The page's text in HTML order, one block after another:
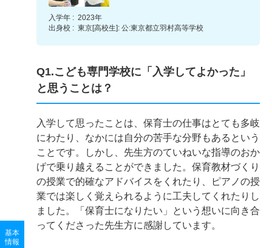
基本
情報
入学年 : 2023年
出身校 : 東京[高校生]: 公:東京都立羽村高等学校
Q1.こども専門学校に「入学してよかった」
と思うことは？
入学して思ったことは、保育士の仕事はとても多岐
にわたり、なかには自分の苦手な分野もあるという
ことです。しかし、先生方のていねいな指導のおか
げで乗り越えることができました。保育教材づくり
の授業で的確なアドバイスをくれたり、ピアノの授
業では楽しく覚えられるように工夫してくれたりし
ました。「保育士になりたい」という想いに向き合
ってくださった先生方に感謝しています。